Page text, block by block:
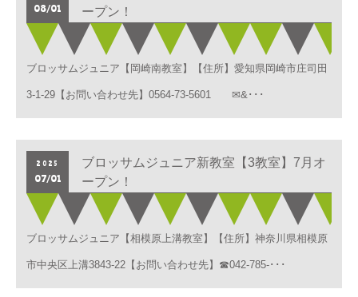
08/01
ープン！
ブロッサムジュニア【岡崎南教室】【住所】愛知県岡崎市庄司⽥
3-1-29【お問い合わせ先】0564-73-5601 ✉&･･･
2025
07/01
ブロッサムジュニア新教室【3教室】7月オ
ープン！
ブロッサムジュニア【相模原上溝教室】【住所】神奈川県相模原
市中央区上溝3843-22【お問い合わせ先】☎042-785-･･･